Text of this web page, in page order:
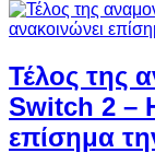
Τέλος της
Switch 2 –
επίσημα